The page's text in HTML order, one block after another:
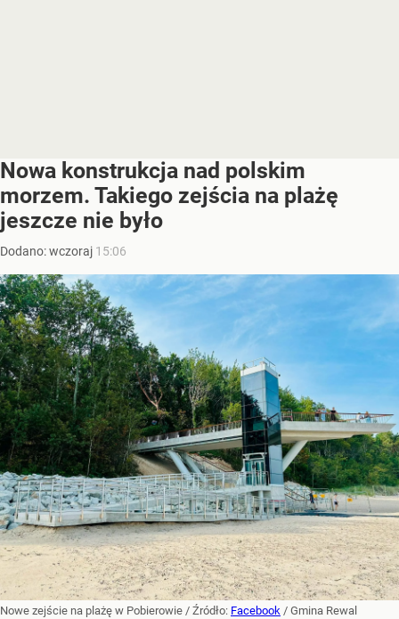
Nowa konstrukcja nad polskim
morzem. Takiego zejścia na plażę
jeszcze nie było
Dodano:wczoraj 15:06
Nowe zejście na plażę w Pobierowie / Źródło: Facebook / Gmina Rewal